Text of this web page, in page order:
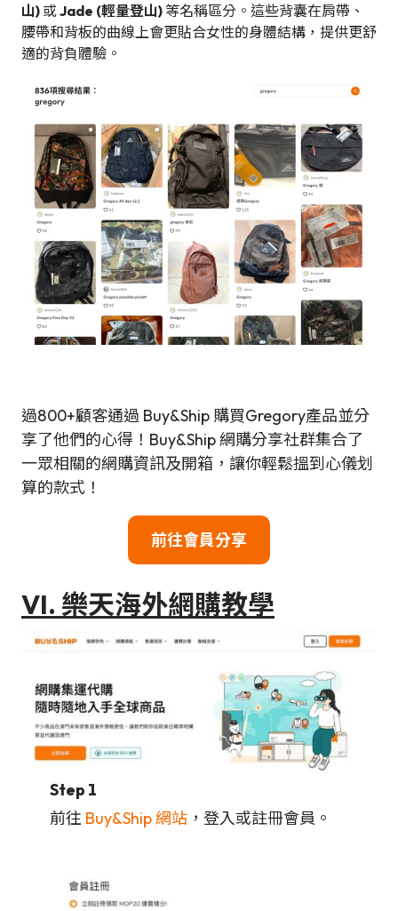
山) 或Jade (輕量登山) 等名稱區分。這些背囊在肩帶、
腰帶和背板的曲線上會更貼合女性的身體結構，提供更舒
適的背負體驗。
過800+顧客通過 Buy&Ship 購買Gregory產品並分
享了他們的心得！Buy&Ship 網購分享社群集合了
一眾相關的網購資訊及開箱，讓你輕鬆搵到心儀划
算的款式！
前往會員分享
VI. 樂天海外網購教學
Step 1
前往 Buy&Ship 網站 ，登入或註冊會員。